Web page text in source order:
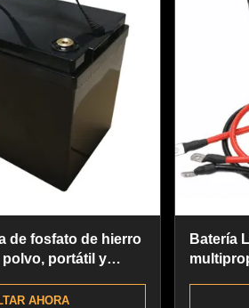
de fosfato de hierro
portátil y
AHORA
Batería